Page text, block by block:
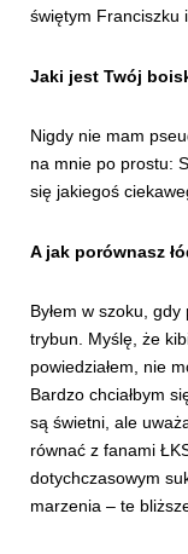
świętym Franciszku
Jaki jest Twój
Nigdy nie mam
na mnie po prostu:
się jakiegoś
A jak porównasz
Byłem w szoku,
trybun. Myślę, że
powiedziałem, nie
Bardzo chciałbym
są świetni, ale
równać z fanami
dotychczasowym
marzenia – te